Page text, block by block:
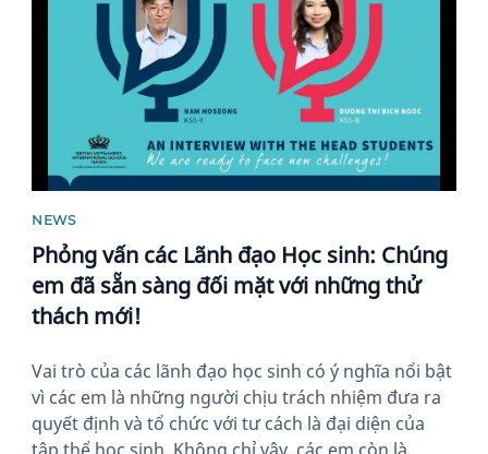
NEWS
Phỏng vấn các Lãnh đạo Học sinh: Chúng
em đã sẵn sàng đối mặt với những thử
thách mới!
Vai trò của các lãnh đạo học sinh có ý nghĩa nổi bật
vì các em là những người chịu trách nhiệm đưa ra
quyết định và tổ chức với tư cách là đại diện của
tập thể học sinh. Không chỉ vậy, các em còn là